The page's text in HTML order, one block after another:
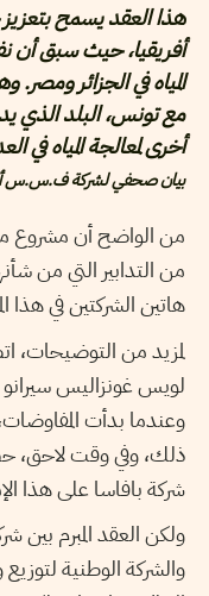
هذا العقد يسمح
أفريقيا، حيث سبق أن
المياه في الجزائر ومصر.
مع تونس، البلد الذي
أخرى لمعالجة المياه في
بيان صحفي لشركة ف.س.س
من الواضح أن مشروع
من التدابير التي من
هاتين الشركتين في هذا
لمزيد من التوضيحات،
لويس غونزاليس سيرانو
وعندما بدأت
ذلك، وفي وقت لاحق،
شركة بافاسا على هذا
ولكن العقد المبرم
والشركة الوطنية